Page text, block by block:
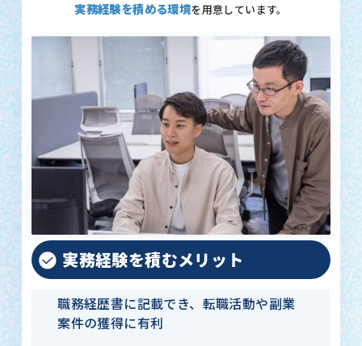
実務経験を積める環境を用意しています。
実務経験を積むメリット
職務経歴書に記載でき、転職活動や副業
案件の獲得に有利